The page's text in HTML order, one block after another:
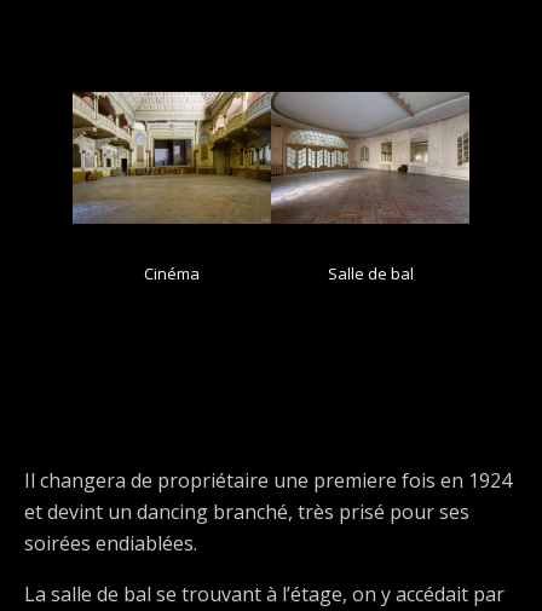
Cinéma Salle de bal
Il changera de propriétaire une premiere fois en 1924
et devint un dancing branché, très prisé pour ses
soirées endiablées.
La salle de bal se trouvant à l’étage, on y accédait par